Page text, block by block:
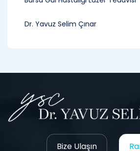
Dr. Yavuz Selim Çınar
Bize Ulaşın